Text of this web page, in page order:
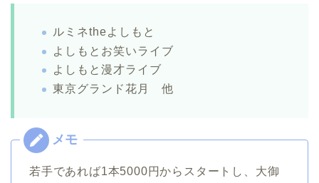
ルミネtheよしもと
よしもとお笑いライブ
よしもと漫才ライブ
東京グランド花月 他
若手であれば1本5000円からスタートし、大御